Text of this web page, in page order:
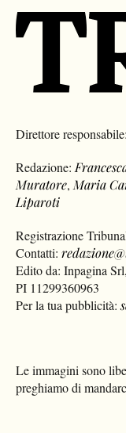
Direttore responsabile:
Redazione:
Muratore, Maria
Liparoti
Registrazione
Contatti:
Edito da: Inpagina
PI 11299360963
Per la tua pubblicità:
Le immagini sono
preghiamo di